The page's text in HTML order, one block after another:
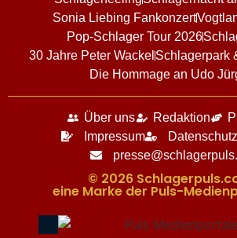
Sonia Liebing Fankonzert
Pop-Schlager Tour 2026
30 Jahre Peter Wackel Schlagerpark
Die Hommage an Udo
Über uns Redaktion
Impressum
© 2026
eine Marke der Puls-